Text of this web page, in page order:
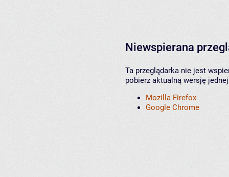
Niewspierana
Ta przeglądarka nie jest
pobierz aktualną wersję
Mozilla Firefox
Google Chrome